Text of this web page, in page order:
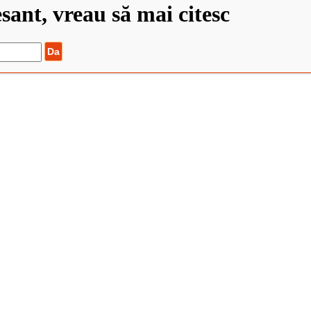
Center https://t.co/QvJIM8HmXs
Școa... https://t.co/QRcnBMQnNk
©2022 Elisabeta Stanciulescu. Toate drepturile rezervate
vreau să mai citesc